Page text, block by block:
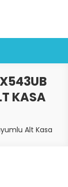
KASA
Alt Kasa